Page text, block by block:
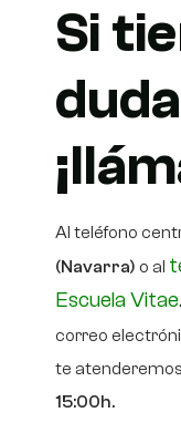
Si
Al teléfono
(Navarra) o al
Escuela Vitae
correo
te atenderemos
15:00h.